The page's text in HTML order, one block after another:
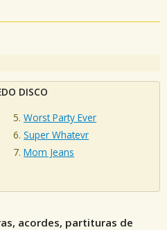
DISCO
Worst Party Ever
Super Whatevr
Mom Jeans
acordes, partituras de